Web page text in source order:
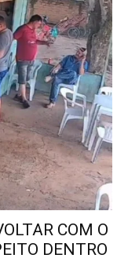
COM O
DENTRO